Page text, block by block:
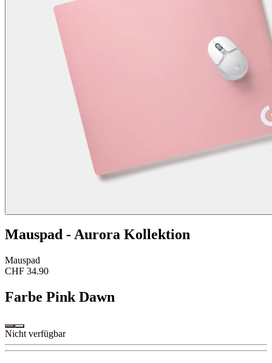
Mauspad - Aurora Kollektion
Mauspad
CHF 34.90
Farbe Pink Dawn
Nicht verfügbar